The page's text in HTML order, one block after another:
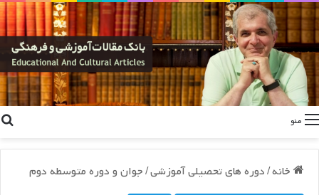
منو
خانه/دوره های تحصیلی آموزشی/جوان و دوره متوسطه دوم